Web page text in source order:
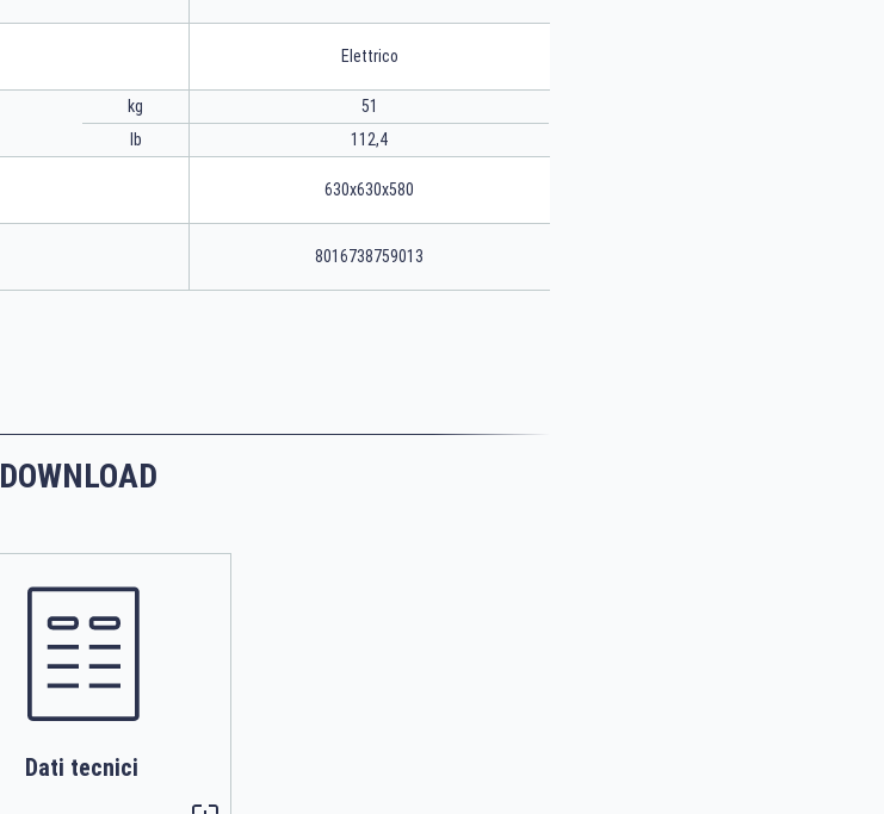
CERCA
Elettrico
kg
lb
51
112,4
630x630x580
8016738759013
DOWNLOAD
Dati tecnici